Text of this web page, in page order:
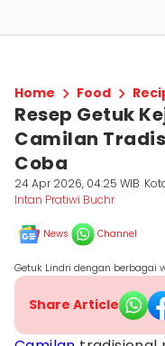
Home Food
Resep Getuk
Camilan
Coba
24 Apr 2026, 04:25 WIB
Intan Pratiwi Buchr
News Channel
Getuk Lindri dengan berbagai
Share Article